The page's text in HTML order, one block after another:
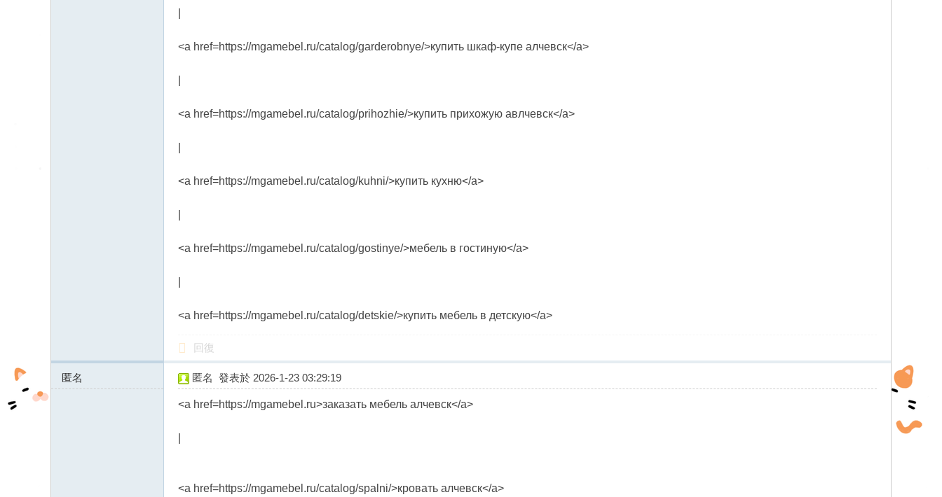
<a href=https://mgamebel.ru/catalog/garderobnye/>купить шкаф-купе алчевск</a>
<a href=https://mgamebel.ru/catalog/prihozhie/>купить прихожую авлчевск</a>
<a href=https://mgamebel.ru/catalog/kuhni/>купить кухню</a>
<a href=https://mgamebel.ru/catalog/gostinye/>мебель в гостиную</a>
<a href=https://mgamebel.ru/catalog/detskie/>купить мебель в детскую</a>
回復
匿名
46.243.173.x:12466
匿名 發表於 2026-1-23 03:29:19
<a href=https://mgamebel.ru>заказать мебель алчевск</a>
<a href=https://mgamebel.ru/catalog/spalni/>кровать алчевск</a>